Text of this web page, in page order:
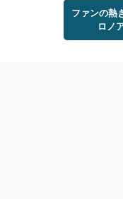
ファンの熱
ロノ